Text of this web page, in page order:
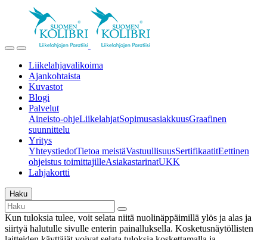
Liikelahjavalikoima
Ajankohtaista
Kuvastot
Blogi
Palvelut
Aineisto-ohjeLiikelahjatSopimusasiakkuusGraafinen
suunnittelu
Yritys
YhteystiedotTietoa meistäVastuullisuusSertifikaatitEettinen
ohjeistus toimittajilleAsiakastarinatUKK
Lahjakortti
Haku
Kun tuloksia tulee, voit selata niitä nuolinäppäimillä ylös ja alas ja
siirtyä halutulle sivulle enterin painalluksella. Kosketusnäytöllisten